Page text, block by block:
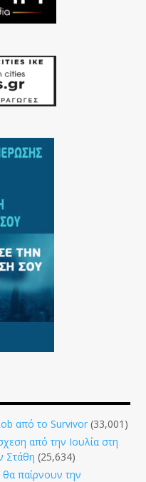
από το Survivor (33,001)
από την Ιουλία στη
Στάθη (25,634)
παίρνουν την